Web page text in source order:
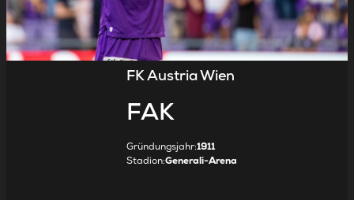
FK Austria Wien
FAK
Gründungsjahr:1911
Stadion:Generali-Arena